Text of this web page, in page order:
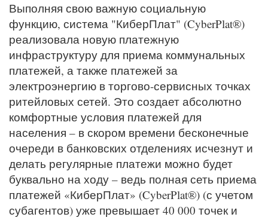
Выполняя свою важную социальную
функцию, система "КиберПлат" (CyberPlat®)
реализовала новую платежную
инфраструктуру для приема коммунальных
платежей, а также платежей за
электроэнергию в торгово-сервисных точках
ритейловых сетей. Это создает абсолютно
комфортные условия платежей для
населения – в скором времени бесконечные
очереди в банковских отделениях исчезнут и
делать регулярные платежи можно будет
буквально на ходу – ведь полная сеть приема
платежей «КиберПлат» (CyberPlat®) (с учетом
субагентов) уже превышает 40 000 точек и